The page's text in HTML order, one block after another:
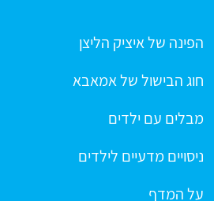
הפינה של איציק הליצן
חוג הבישול של אמאבא
מבלים עם ילדים
ניסויים מדעיים לילדים
על המדף